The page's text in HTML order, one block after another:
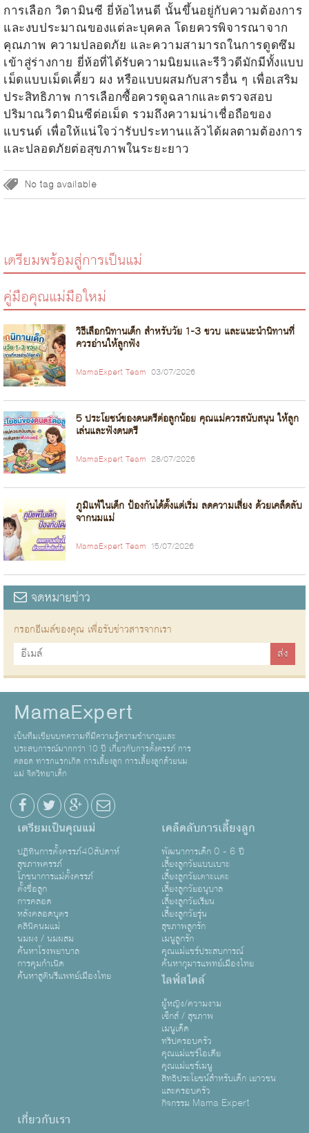
การเลือก วิตามินซี ยี่ห้อไหนดี นั้นขึ้นอยู่กับความต้องการ
และงบประมาณของแต่ละบุคคล โดยควรพิจารณาจาก
คุณภาพ ความปลอดภัย และความสามารถในการดูดซึม
เข้าสู่ร่างกาย ยี่ห้อที่ได้รับความนิยมและรีวิวดีมักมีทั้งแบบ
เม็ดแบบเม็ดเคี้ยว ผง หรือแบบผสมกับสารอื่น ๆ เพื่อเสริม
ประสิทธิภาพ การเลือกซื้อควรดูฉลากและตรวจสอบ
ปริมาณวิตามินซีต่อเม็ด รวมถึงความน่าเชื่อถือของ
แบรนด์ เพื่อให้แน่ใจว่ารับประทานแล้วได้ผลตามต้องการ
และปลอดภัยต่อสุขภาพในระยะยาว
No tag available
เตรียมพร้อมสู่การเป็นแม่
คู่มือคุณแม่มือใหม่
วิธีเลือกนิทานเด็ก สำหรับวัย 1-3 ขวบ และแนะนำนิทานที่
ควรอ่านให้ลูกฟัง
MamaExpert Team 03/07/2026
5 ประโยชน์ของดนตรีต่อลูกน้อย คุณแม่ควรสนับสนุน ให้ลูก
เล่นและฟังดนตรี
MamaExpert Team 28/07/2026
ภูมิแพ้ในเด็ก ป้องกันได้ตั้งแต่เริ่ม ลดความเสี่ยง ด้วยเคล็ดลับ
จากนมแม่
MamaExpert Team 15/07/2026
จดหมายข่าว
กรอกอีเมล์ของคุณ เพื่อรับข่าวสารจากเรา
MamaExpert
เป็นทีมเขียนบทความที่มีความรู้ความชำนาญและ
ประสบการณ์มากกว่า 10 ปี เกี่ยวกับการตั้งครรภ์ การ
คลอด ทารกแรกเกิด การเลี้ยงลูก การเลี้ยงลูกด้วยนม
แม่ จิตวิทยาเด็ก
เตรียมเป็นคุณแม่
ปฏิทินการตั้งครรภ์40สัปดาห์
สุขภาพครรภ์
โภชนาการแม่ตั้งครรภ์
ตั้งชื่อลูก
การคลอด
หลังคลอดบุตร
คลินิคนมแม่
นมผง / นมผสม
ค้นหาโรงพยาบาล
การคุมกำเนิด
ค้นหาสูตินรีแพทย์เมืองไทย
เคล็ดลับการเลี้ยงลูก
พัฒนาการเด็ก 0 - 6 ปี
เลี้ยงลูกวัยแบบเบาะ
เลี้ยงลูกวัยเตาะเเตะ
เลี้ยงลูกวัยอนุบาล
เลี้ยงลูกวัยเรียน
เลี้ยงลูกวัยรุ่น
สุขภาพลูกรัก
เมนูลูกรัก
คุณแม่แชร์ประสบการณ์
ค้นหากุมารแพทย์เมืองไทย
ไลฟ์สไตล์
ผู้หญิง/ความงาม
เซ็กส์ / สุขภาพ
เมนูเด็ด
ทริปครอบครัว
คุณแม่แชร์ไอเดีย
คุณแม่แชร์เมนู
สิทธิประโยชน์สำหรับเด็ก เยาวชน
และครอบครัว
กิจกรรม Mama Expert
เกี่ยวกับเรา